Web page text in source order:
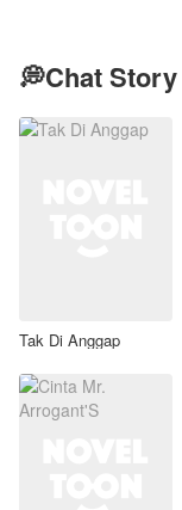
💭Chat Story
Tak Di Anggap